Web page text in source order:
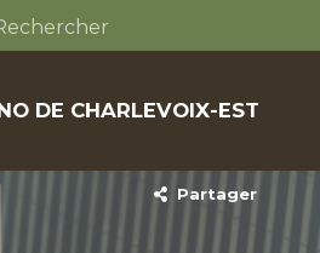
DE CHARLEVOIX-EST
Partager